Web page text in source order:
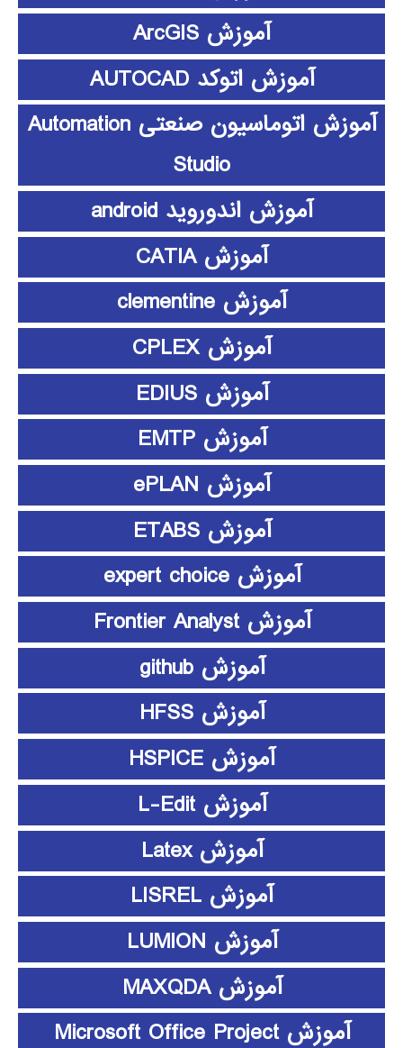
آموزش ArcGIS
آموزش اتوکد AUTOCAD
آموزش اتوماسیون صنعتی Automation
Studio
آموزش اندوروید android
آموزش CATIA
آموزش clementine
آموزش CPLEX
آموزش EDIUS
آموزش EMTP
آموزش ePLAN
آموزش ETABS
آموزش expert choice
آموزش Frontier Analyst
آموزش github
آموزش HFSS
آموزش HSPICE
آموزش L-Edit
آموزش Latex
آموزش LISREL
آموزش LUMION
آموزش MAXQDA
آموزش Microsoft Office Project